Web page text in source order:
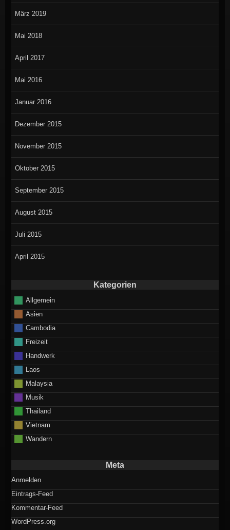
März 2019
Mai 2018
April 2017
Mai 2016
Januar 2016
Dezember 2015
November 2015
Oktober 2015
September 2015
August 2015
Juli 2015
April 2015
Kategorien
Allgemein
Asien
Cambodia
Freizeit
Handwerk
Laos
Malaysia
Musik
Thailand
Vietnam
Wandern
Meta
Anmelden
Eintrags-Feed
Kommentar-Feed
WordPress.org